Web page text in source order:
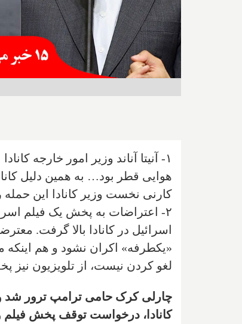
۱- آنیتا آناند وزیر امور خارجه
هوایی قطر بود… به همین دلیل
کارنی نخست وزیر کانادا این حمله
اسرائیل در کانادا بالا گرفت.
«یکطرفه» اکران نشود و هم
لغو کردن نیست، از تلویزیون نیز
چارلی کرک حامی ترامپ ترور شد
کانادا، درخواست توقف پخش فیلم